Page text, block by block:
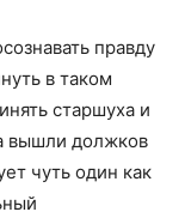
правду
в таком
старшуха и
вышли должков
чуть один как